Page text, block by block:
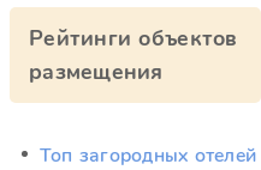
Рейтинги объектов
размещения
Топ загородных отелей